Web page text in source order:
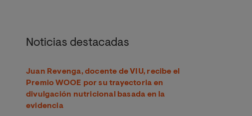
Noticias destacadas
Juan Revenga, docente de VIU, recibe el
Premio WOOE por su trayectoria en
divulgación nutricional basada en la
evidencia